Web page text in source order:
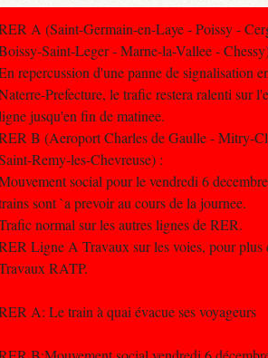
A (Saint-Germain-en-Laye - Poissy -
Saint-Leger - Marne-la-Vallee -
repercussion d'une panne de signalisation
Prefecture, le trafic restera ralenti sur
jusqu'en fin de matinee.
B (Aeroport Charles de Gaulle - Mitry-
Remy-les-Chevreuse) :
social pour le vendredi 6
sont `a prevoir au cours de la journee.
normal sur les autres lignes de RER.
Ligne A Travaux sur les voies, pour
RATP.
A: Le train à quai évacue ses voyageurs